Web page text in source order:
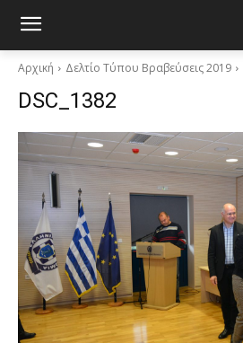
Αρχική Δελτίο Τύπου Βραβεύσεις 2019
DSC_1382